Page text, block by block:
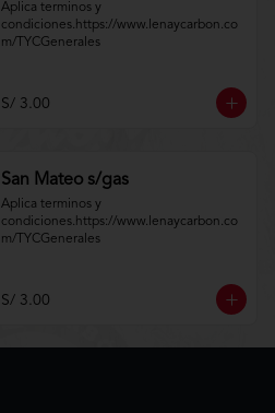
Aplica terminos y
condiciones.https://www.lenaycarbon.co
m/TYCGenerales
S/ 3.00
San Mateo s/gas
Aplica terminos y
condiciones.https://www.lenaycarbon.co
m/TYCGenerales
S/ 3.00